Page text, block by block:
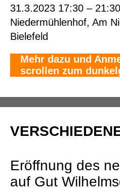
31.3.2023 17:30 –
Niedermühlenhof, Am
Bielefeld
Mehr dazu und
scrollen zum
Eröffnung des
auf Gut